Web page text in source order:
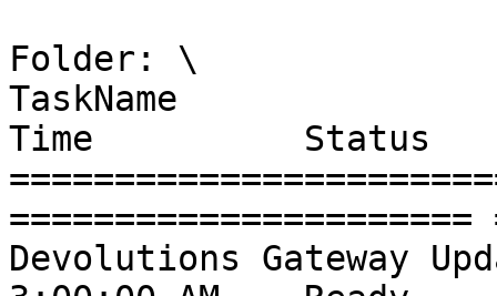
Folder: \
TaskName
Time          Status
======================
Devolutions Gateway